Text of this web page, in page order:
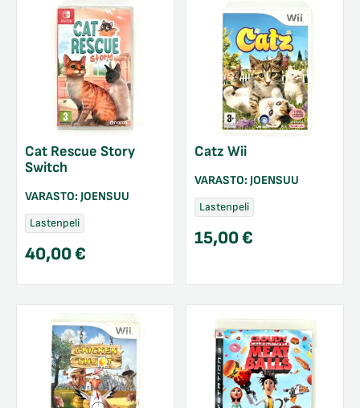
Cat Rescue Story
Switch
VARASTO: JOENSUU
Lastenpeli
40,00€
Catz Wii
VARASTO: JOENSUU
Lastenpeli
15,00€